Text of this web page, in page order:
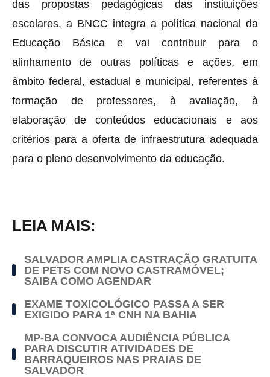
das propostas pedagógicas das instituições
escolares, a BNCC integra a política nacional da
Educação Básica e vai contribuir para o
alinhamento de outras políticas e ações, em
âmbito federal, estadual e municipal, referentes à
formação de professores, à avaliação, à
elaboração de conteúdos educacionais e aos
critérios para a oferta de infraestrutura adequada
para o pleno desenvolvimento da educação.
LEIA MAIS:
SALVADOR AMPLIA CASTRAÇÃO GRATUITA
DE PETS COM NOVO CASTRAMÓVEL;
SAIBA COMO AGENDAR
EXAME TOXICOLÓGICO PASSA A SER
EXIGIDO PARA 1ª CNH NA BAHIA
MP-BA CONVOCA AUDIÊNCIA PÚBLICA
PARA DISCUTIR ATIVIDADES DE
BARRAQUEIROS NAS PRAIAS DE
SALVADOR